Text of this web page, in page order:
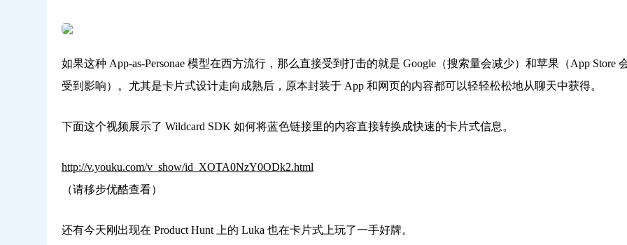
如果这种 App-as-Personae 模型在西方流行，那么直接受到打击的就是 Google（搜索量会减少）和苹果（App Store
受到影响）。尤其是卡片式设计走向成熟后，原本封装于 App 和网页的内容都可以轻轻松松地从聊天中获得。
下面这个视频展示了 Wildcard SDK 如何将蓝色链接里的内容直接转换成快速的卡片式信息。
http://v.youku.com/v_show/id_XOTA0NzY0ODk2.html
（请移步优酷查看）
还有今天刚出现在 Product Hunt 上的 Luka 也在卡片式上玩了一手好牌。